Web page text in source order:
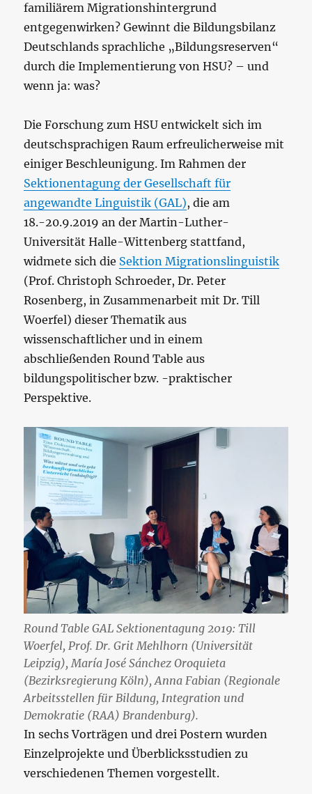
familiärem Migrationshintergrund
entgegenwirken? Gewinnt die Bildungsbilanz
Deutschlands sprachliche „Bildungsreserven“
durch die Implementierung von HSU? – und
wenn ja: was?
Die Forschung zum HSU entwickelt sich im
deutschsprachigen Raum erfreulicherweise mit
einiger Beschleunigung. Im Rahmen der
Sektionentagung der Gesellschaft für
angewandte Linguistik (GAL), die am
18.-20.9.2019 an der Martin-Luther-
Universität Halle-Wittenberg stattfand,
widmete sich die Sektion Migrationslinguistik
(Prof. Christoph Schroeder, Dr. Peter
Rosenberg, in Zusammenarbeit mit Dr. Till
Woerfel) dieser Thematik aus
wissenschaftlicher und in einem
abschließenden Round Table aus
bildungspolitischer bzw. -praktischer
Perspektive.
Round Table GAL Sektionentagung 2019: Till
Woerfel, Prof. Dr. Grit Mehlhorn (Universität
Leipzig), María José Sánchez Oroquieta
(Bezirksregierung Köln), Anna Fabian (Regionale
Arbeitsstellen für Bildung, Integration und
Demokratie (RAA) Brandenburg).
In sechs Vorträgen und drei Postern wurden
Einzelprojekte und Überblicksstudien zu
verschiedenen Themen vorgestellt.